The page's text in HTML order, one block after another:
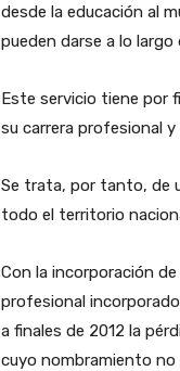
desde la educación al
pueden darse a lo largo
Este servicio tiene por
su carrera profesional
Se trata, por tanto, de
todo el territorio
Con la incorporación
profesional
a finales de 2012 la
cuyo nombramiento no